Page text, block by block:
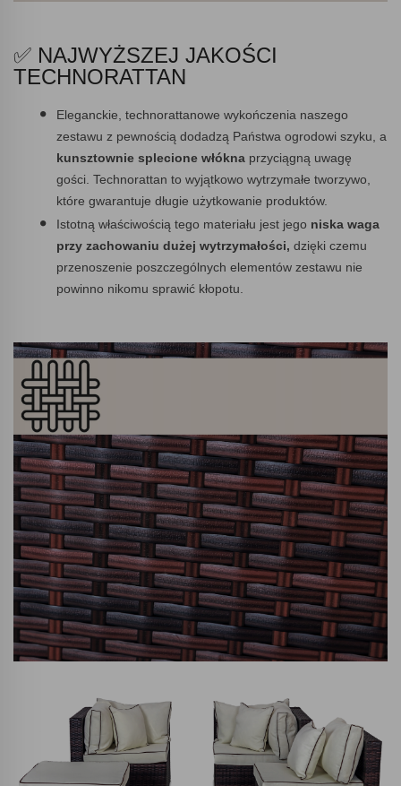
✅ NAJWYŻSZEJ JAKOŚCI
TECHNORATTAN
Eleganckie, technorattanowe wykończenia naszego
zestawu z pewnością dodadzą Państwa ogrodowi szyku, a
kunsztownie splecione włókna przyciągną uwagę
gości. Technorattan to wyjątkowo wytrzymałe tworzywo,
które gwarantuje długie użytkowanie produktów.
Istotną właściwością tego materiału jest jego niska waga
przy zachowaniu dużej wytrzymałości, dzięki czemu
przenoszenie poszczególnych elementów zestawu nie
powinno nikomu sprawić kłopotu.